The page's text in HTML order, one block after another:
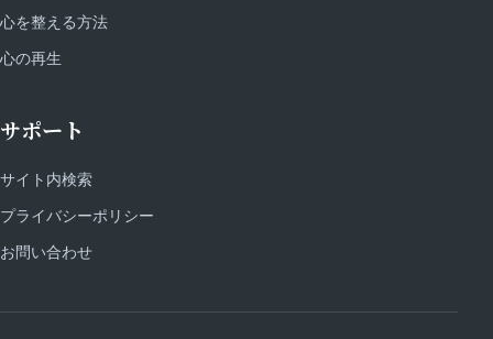
心を整える方法
心の再生
サポート
サイト内検索
プライバシーポリシー
お問い合わせ